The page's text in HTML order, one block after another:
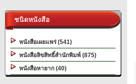
ชนิดหนังสือ
หนังสือเผยแพร่ (541)
หนังสือลิขสิทธิ์สำนักพิมพ์ (875)
หนังสือหายาก (40)